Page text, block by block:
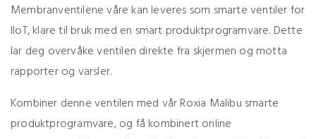
Membranventilene våre kan leveres som smarte ventiler for
IIoT, klare til bruk med en smart produktprogramvare. Dette
lar deg overvåke ventilen direkte fra skjermen og motta
rapporter og varsler.
Kombiner denne ventilen med vår Roxia Malibu smarte
produktprogramvare, og få kombinert online